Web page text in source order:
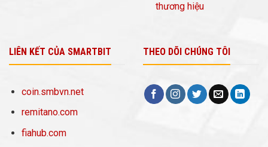
thương hiệu
LIÊN KẾT CỦA SMARTBIT
coin.smbvn.net
remitano.com
fiahub.com
THEO DÕI CHÚNG TÔI